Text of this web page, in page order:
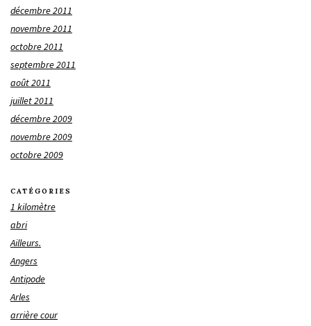
décembre 2011
novembre 2011
octobre 2011
septembre 2011
août 2011
juillet 2011
décembre 2009
novembre 2009
octobre 2009
CATÉGORIES
1 kilomètre
abri
Ailleurs.
Angers
Antipode
Arles
arrière cour